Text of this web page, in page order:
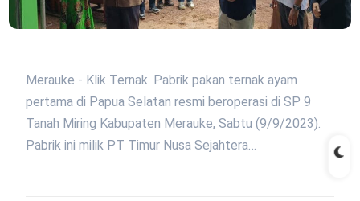
Merauke - Klik Ternak. Pabrik pakan ternak ayam
pertama di Papua Selatan resmi beroperasi di SP 9
Tanah Miring Kabupaten Merauke, Sabtu (9/9/2023).
Pabrik ini milik PT Timur Nusa Sejahtera…